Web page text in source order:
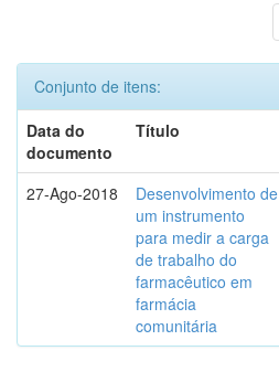
Conjunto de itens:
Data do
documento
Título
27-Ago-2018
Desenvolvimento de
um instrumento
para medir a carga
de trabalho do
farmacêutico em
farmácia
comunitária